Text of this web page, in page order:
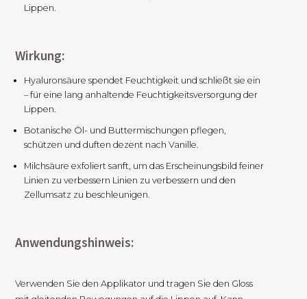
Lippen.
Wirkung:
Hyaluronsäure spendet Feuchtigkeit und schließt sie ein
– für eine lang anhaltende Feuchtigkeitsversorgung der
Lippen.
Botanische Öl- und Buttermischungen pflegen,
schützen und duften dezent nach Vanille.
Milchsäure exfoliert sanft, um das Erscheinungsbild feiner
Linien zu verbessern Linien zu verbessern und den
Zellumsatz zu beschleunigen.
Anwendungshinweis:
Verwenden Sie den Applikator und tragen Sie den Gloss